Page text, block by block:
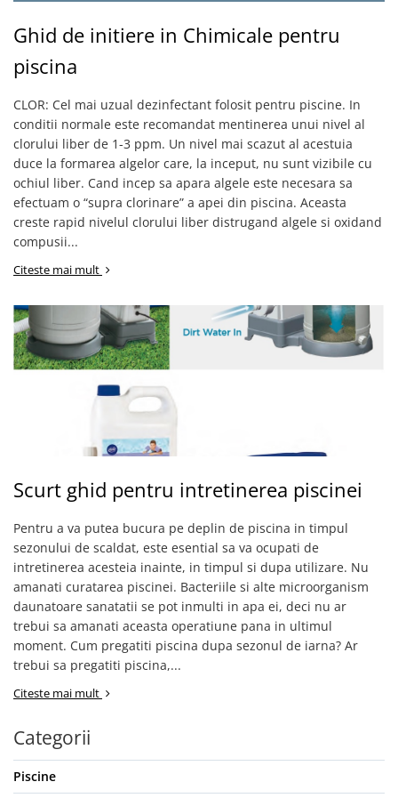
Gratare carbune
Gratare gaz
Accesorii
Afumare
Aprindere
Curatare si intretinere
Ustensile
UNELTE GRADINA
Unelte de sapat
Cazmale
Furci
Scule de mana mari
Plantatoare
Sapaligi mici
Cazmale mici
Foarfece
Universale
Ramuri groase
Gard viu
Gazon si iarba
Telescopice
Topoare si fierastraie
Topoare
Fierastraie
Ghid de initiere in Chimicale pentru
piscina
CLOR: Cel mai uzual dezinfectant folosit pentru piscine. In
conditii normale este recomandat mentinerea unui nivel al
clorului liber de 1-3 ppm. Un nivel mai scazut al acestuia
duce la formarea algelor care, la inceput, nu sunt vizibile cu
ochiul liber. Cand incep sa apara algele este necesara sa
efectuam o “supra clorinare” a apei din piscina. Aceasta
creste rapid nivelul clorului liber distrugand algele si oxidand
compusii...
Citeste mai mult
Scurt ghid pentru intretinerea piscinei
Pentru a va putea bucura pe deplin de piscina in timpul
sezonului de scaldat, este esential sa va ocupati de
intretinerea acesteia inainte, in timpul si dupa utilizare. Nu
amanati curatarea piscinei. Bacteriile si alte microorganism
daunatoare sanatatii se pot inmulti in apa ei, deci nu ar
trebui sa amanati aceasta operatiune pana in ultimul
moment. Cum pregatiti piscina dupa sezonul de iarna? Ar
trebui sa pregatiti piscina,...
Citeste mai mult
Categorii
Piscine